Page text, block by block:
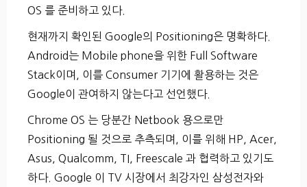
OS 를 준비하고 있다.
현재까지 확인된 Google의 Positioning은 명확하다.
Android는 Mobile phone을 위한 Full Software
Stack이며, 이를 Consumer 기기에 활용하는 것은
Google이 관여하지 않는다고 선언했다.
Chrome OS 는 당분간 Netbook 용으로만
Positioning 될 것으로 추측되며, 이를 위해 HP, Acer,
Asus, Qualcomm, TI, Freescale 과 협력하고 있기도
하다. Google 이 TV 시장에서 최강자인 삼성전자와